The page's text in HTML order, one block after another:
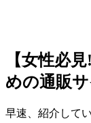
【女性必
めの通販サ
早速、紹介して